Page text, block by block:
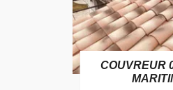
COUVREUR